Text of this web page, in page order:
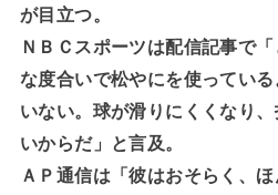
が目立つ。
ＮＢＣスポーツは配信記事で
な度合いで松やにを使ってい
いない。球が滑りにくくなり
いからだ」と言及。
ＡＰ通信は「彼はおそらく、